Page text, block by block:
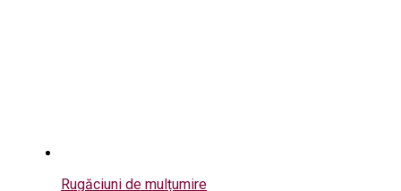
Rugăciuni de mulțumire